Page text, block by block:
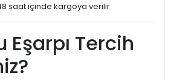
saat içinde kargoya verilir
Eşarpı Tercih